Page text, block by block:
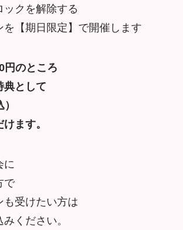
クを解除する
を【期日限定】で開催します
円のところ
典として
ます。
に
で
も受けたい方は
ください。